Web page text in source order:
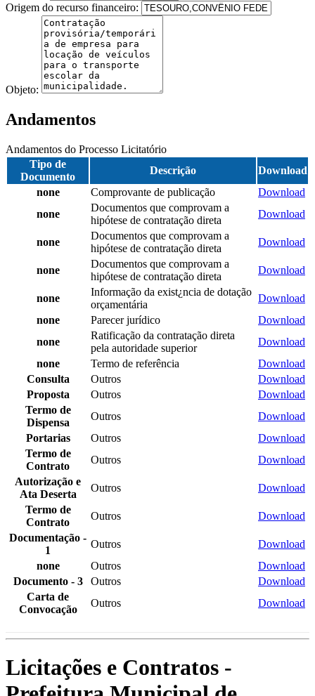
Origem do recurso financeiro:
Objeto:
Andamentos
Andamentos do Processo Licitatório
Tipo de
Documento
Descrição
Download
none
Comprovante de publicação
Download
none
Documentos que comprovam a
hipótese de contratação direta
Download
none
Documentos que comprovam a
hipótese de contratação direta
Download
none
Documentos que comprovam a
hipótese de contratação direta
Download
none
Informação da exist¿ncia de dotação
orçamentária
Download
none
Parecer jurídico
Download
none
Ratificação da contratação direta
pela autoridade superior
Download
none
Termo de referência
Download
Consulta
Outros
Download
Proposta
Outros
Download
Termo de
Dispensa
Outros
Download
Portarias
Outros
Download
Termo de
Contrato
Outros
Download
Autorização e
Ata Deserta
Outros
Download
Termo de
Contrato
Outros
Download
Documentação -
1
Outros
Download
none
Outros
Download
Documento - 3
Outros
Download
Carta de
Convocação
Outros Download
Licitações e Contratos -